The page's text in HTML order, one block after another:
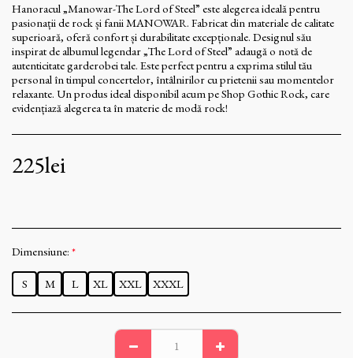
Hanoracul „Manowar-The Lord of Steel” este alegerea ideală pentru
pasionații de rock și fanii MANOWAR. Fabricat din materiale de calitate
superioară, oferă confort și durabilitate excepționale. Designul său
inspirat de albumul legendar „The Lord of Steel” adaugă o notă de
autenticitate garderobei tale. Este perfect pentru a exprima stilul tău
personal în timpul concertelor, întâlnirilor cu prietenii sau momentelor
relaxante. Un produs ideal disponibil acum pe Shop Gothic Rock, care
evidențiază alegerea ta în materie de modă rock!
225lei
Dimensiune: *
S M L XL XXL XXXL